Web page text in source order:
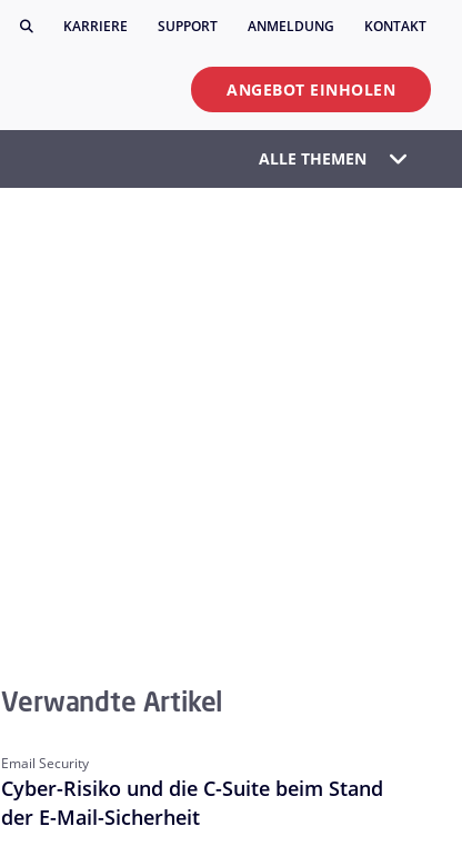
KARRIERE SUPPORT ANMELDUNG KONTAKT
ANGEBOT EINHOLEN
ALLE THEMEN
Verwandte Artikel
Email Security
Cyber-Risiko und die C-Suite beim Stand
der E-Mail-Sicherheit